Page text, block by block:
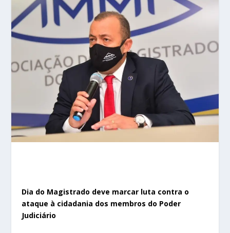
Dia do Magistrado deve marcar luta contra o
ataque à cidadania dos membros do Poder
Judiciário